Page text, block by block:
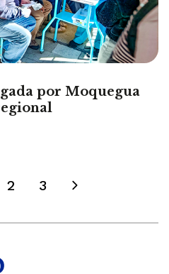
por Moquegua
2 3